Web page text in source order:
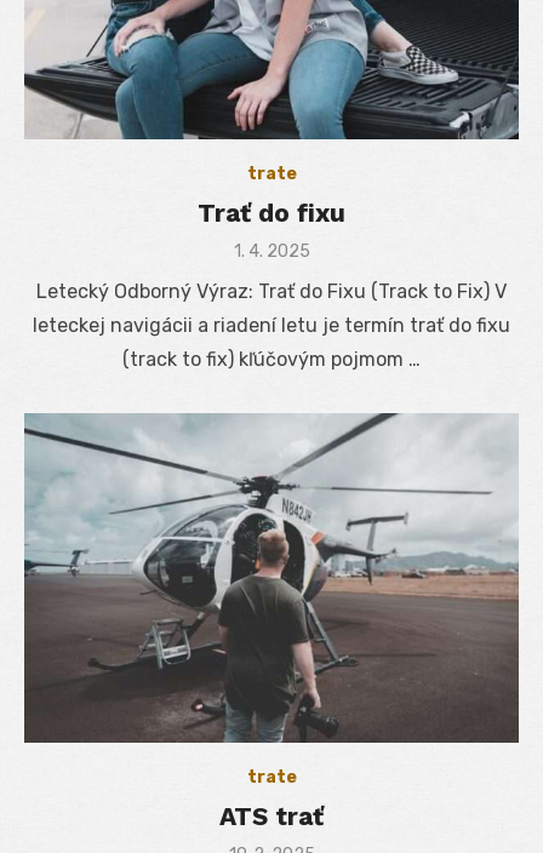
trate
Trať do fixu
Posted
1. 4. 2025
Letecký Odborný Výraz: Trať do Fixu (Track to Fix) V
leteckej navigácii a riadení letu je termín trať do fixu
(track to fix) kľúčovým pojmom …
trate
ATS trať